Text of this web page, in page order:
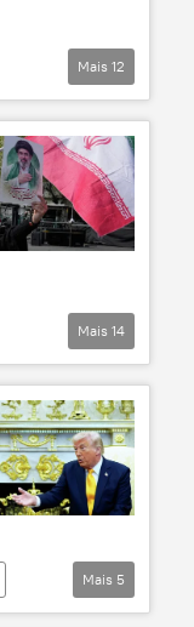
Mais 12
Mais 14
Mais 5